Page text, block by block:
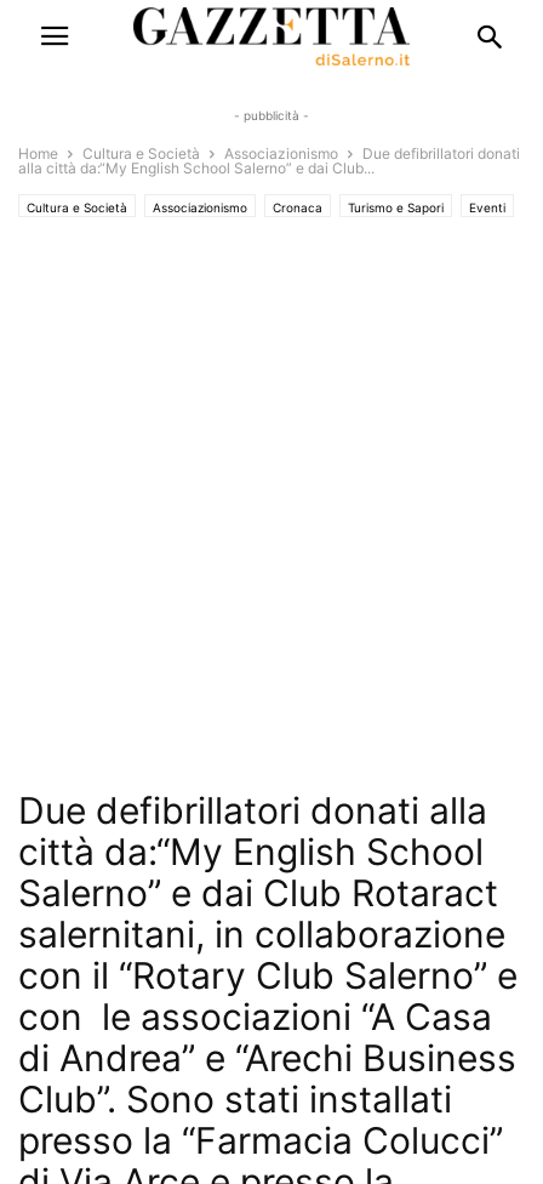
- pubblicità -
Home Cultura e Società Associazionismo
Due defibrillatori donati
alla città da:“My English School Salerno” e dai Club...
Cultura e Società Associazionismo Cronaca Turismo e Sapori Eventi
Due defibrillatori donati alla
città da:“My English School
Salerno” e dai Club Rotaract
salernitani, in collaborazione
con il “Rotary Club Salerno” e
con le associazioni “A Casa
di Andrea” e “Arechi Business
Club”. Sono stati installati
presso la “Farmacia Colucci”